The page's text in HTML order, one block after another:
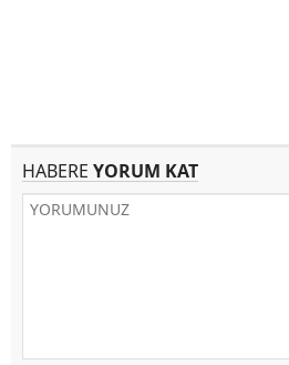
HABERE YORUM KAT